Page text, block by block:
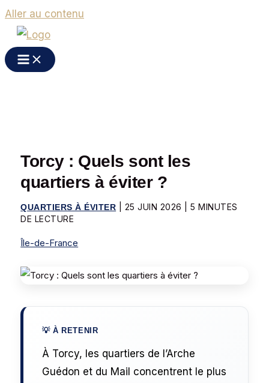
Aller au contenu
Torcy : Quels sont les
quartiers à éviter ?
QUARTIERS À ÉVITER 25 JUIN 2026 |5 MINUTES
DE LECTURE
Île-de-France
À Torcy, les quartiers de l’Arche
Guédon et du Mail concentrent le plus